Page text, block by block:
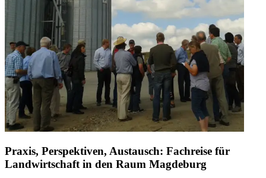
Praxis, Perspektiven, Austausch: Fachreise für
Landwirtschaft in den Raum Magdeburg